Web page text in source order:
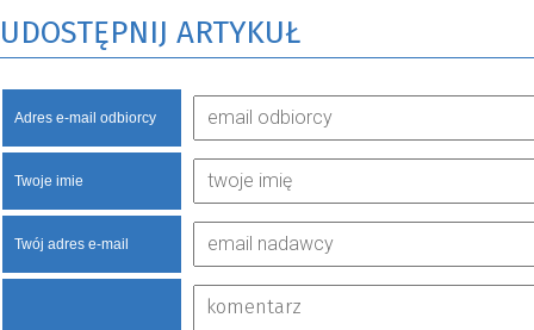
UDOSTĘPNIJ ARTYKUŁ
Adres e-mail odbiorcy
Twoje imie
Twój adres e-mail